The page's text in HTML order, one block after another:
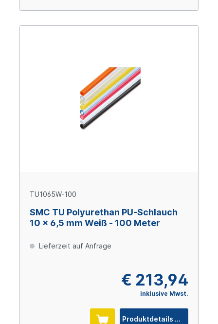
TU1065W-100
SMC TU Polyurethan PU-Schlauch
10 x 6,5 mm Weiß - 100 Meter
Lieferzeit auf Anfrage
€ 213,94
inklusive Mwst.
Produktdetails